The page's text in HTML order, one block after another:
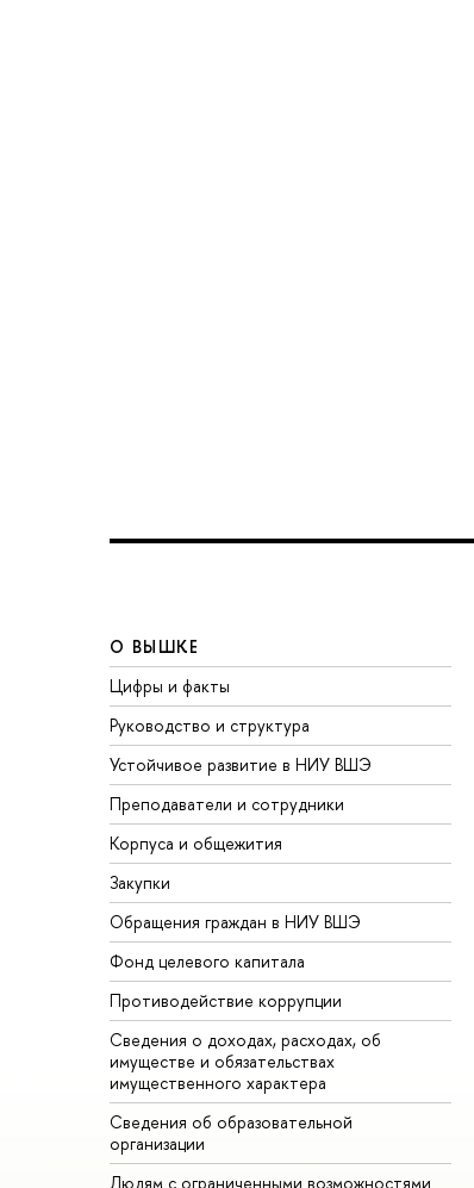
О ВЫШКЕ
Цифры и факты
Руководство и структура
Устойчивое развитие в НИУ ВШЭ
Преподаватели и сотрудники
Корпуса и общежития
Закупки
Обращения граждан в НИУ ВШЭ
Фонд целевого капитала
Противодействие коррупции
Сведения о доходах, расходах, об
имуществе и обязательствах
имущественного характера
Сведения об образовательной
организации
Людям с ограниченными возможностями